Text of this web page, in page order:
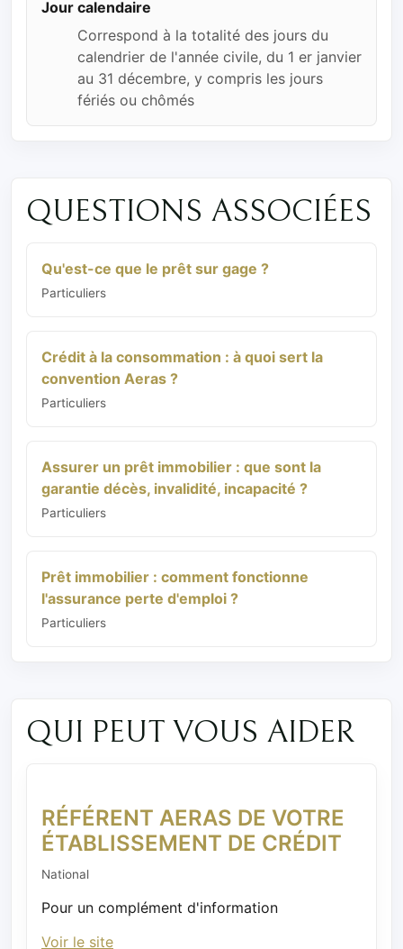
Jour calendaire
Correspond à la totalité des jours du
calendrier de l'année civile, du 1 er janvier
au 31 décembre, y compris les jours
fériés ou chômés
QUESTIONS ASSOCIÉES
Qu'est-ce que le prêt sur gage ?
Particuliers
Crédit à la consommation : à quoi sert la
convention Aeras ?
Particuliers
Assurer un prêt immobilier : que sont la
garantie décès, invalidité, incapacité ?
Particuliers
Prêt immobilier : comment fonctionne
l'assurance perte d'emploi ?
Particuliers
QUI PEUT VOUS AIDER
RÉFÉRENT AERAS DE VOTRE
ÉTABLISSEMENT DE CRÉDIT
National
Pour un complément d'information
Voir le site